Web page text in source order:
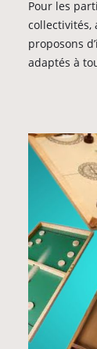
Pour les
collectivités,
proposons
adaptés à